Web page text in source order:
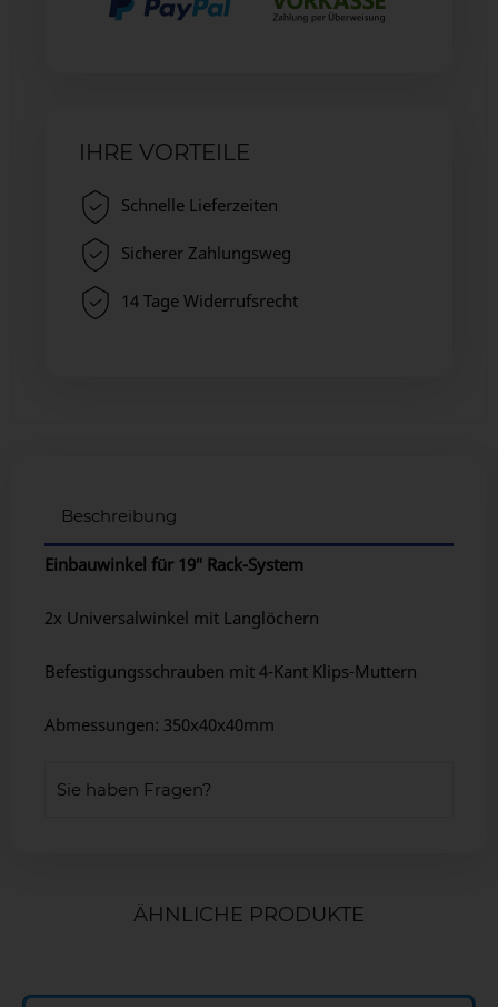
IHRE VORTEILE
Schnelle Lieferzeiten
Sicherer Zahlungsweg
14 Tage Widerrufsrecht
Beschreibung
Einbauwinkel für 19″ Rack-System
2x Universalwinkel mit Langlöchern
Befestigungsschrauben mit 4-Kant Klips-Muttern
Abmessungen: 350x40x40mm
Sie haben Fragen?
ÄHNLICHE PRODUKTE